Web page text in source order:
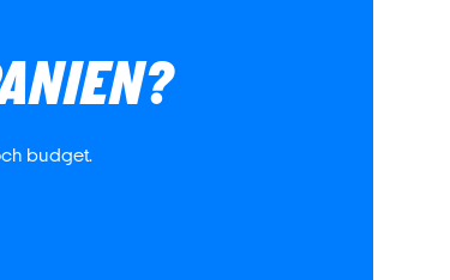
budget.